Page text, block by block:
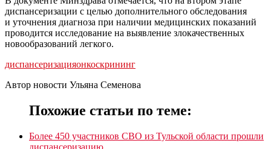
диспансеризации с целью дополнительного обследования
и уточнения диагноза при наличии медицинских показаний
проводится исследование на выявление злокачественных
новообразований легкого.
диспансеризацияонкоскрининг
Автор новости Ульяна Семенова
Похожие статьи по теме:
Более 450 участников СВО из Тульской области прошли
диспансеризацию